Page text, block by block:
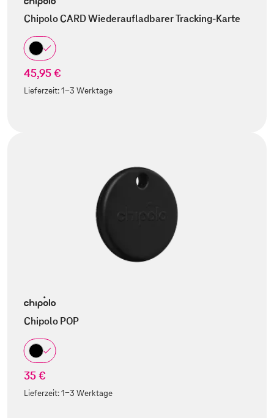
Chipolo CARD Wiederaufladbarer Tracking-Karte
45,95 €
Lieferzeit:1-3 Werktage
Chipolo POP
35 €
Lieferzeit:1-3 Werktage